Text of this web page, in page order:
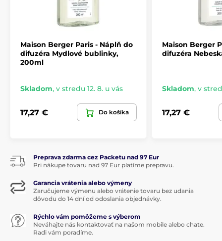
Maison Berger Paris - Náplň do
difuzéra Mydlové bublinky,
200ml
Skladom, v stredu 12. 8. u vás
17,27 € Do košíka
Maison Berger
difuzéra
Skladom, v
17,27 €
Preprava zdarma cez Packetu nad 97 Eur
Pri nákupe tovaru nad 97 Eur platíme prepravu.
Garancia vrátenia alebo výmeny
Zaručujeme výmenu alebo vrátenie tovaru bez udania
dôvodu do 14 dní od odoslania objednávky.
Rýchlo vám pomôžeme s výberom
Neváhajte nás kontaktovať na našom mobile alebo chate.
Radi vám poradíme.